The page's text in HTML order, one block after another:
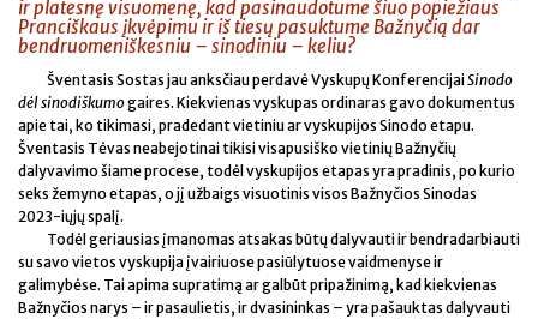
ir platesnę visuomenę, kad pasinaudotume šiuo popiežiaus
Pranciškaus įkvėpimu ir iš tiesų pasuktume Bažnyčią dar
bendruomeniškesniu – sinodiniu – keliu?
Šventasis Sostas jau anksčiau perdavė Vyskupų KonferencijaiSinodo
dėl sinodiškumogaires. Kiekvienas vyskupas ordinaras gavo dokumentus
apie tai, ko tikimasi, pradedant vietiniu ar vyskupijos Sinodo etapu.
Šventasis Tėvas neabejotinai tikisi visapusiško vietinių Bažnyčių
dalyvavimo šiame procese, todėl vyskupijos etapas yra pradinis, po kurio
seks žemyno etapas, o jį užbaigs visuotinis visos Bažnyčios Sinodas
2023-iųjų spalį.
Todėl geriausias įmanomas atsakas būtų dalyvauti ir bendradarbiauti
su savo vietos vyskupija įvairiuose pasiūlytuose vaidmenyse ir
galimybėse. Tai apima supratimą ar galbūt pripažinimą, kad kiekvienas
Bažnyčios narys – ir pasaulietis, ir dvasininkas – yra pašauktas dalyvauti